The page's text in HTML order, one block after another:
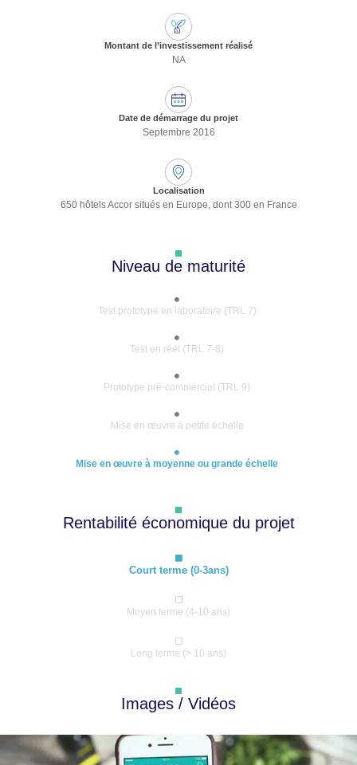
Montant de l’investissement réalisé
NA
Date de démarrage du projet
Septembre 2016
Localisation
650 hôtels Accor situés en Europe, dont 300 en France
Niveau de maturité
Test prototype en laboratoire (TRL 7)
Test en réel (TRL 7-8)
Prototype pré-commercial (TRL 9)
Mise en œuvre à petite échelle
Mise en œuvre à moyenne ou grande échelle
Rentabilité économique du projet
Court terme (0-3ans)
Moyen terme (4-10 ans)
Long terme (> 10 ans)
Images / Vidéos